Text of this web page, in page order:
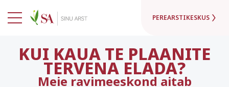
PEREARSTIKESKUS
KUI KAUA TE PLAANITE
TERVENA ELADA?
Meie ravimeeskond aitab